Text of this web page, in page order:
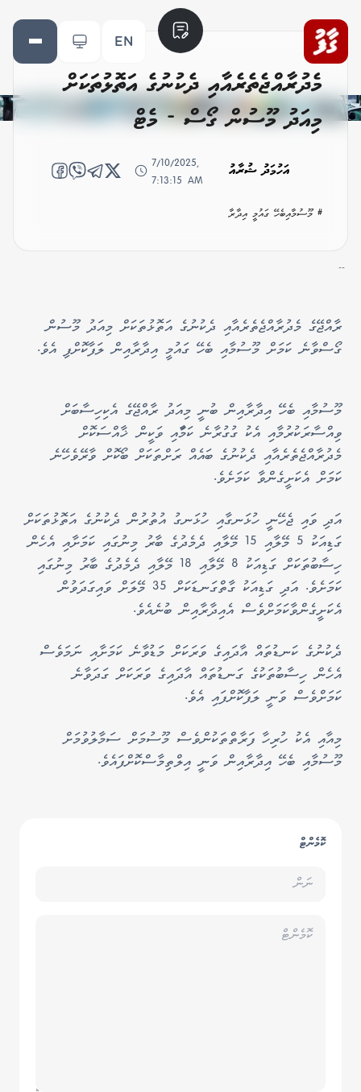
EN
މެދުރާއްޖެތެރެއާއި ދެކުނުގެ އަތޮޅުތަކަށް
މިއަދު މޫސުން ގޯސް - މެޓް
އަހުމަދު ޝުރާއު
7/10/2025,
7:13:15 AM
# މޫސުމާއިބެހޭ ގައުމީ އިދާރާ
--
ރާއްޖޭގެ މެދުރާއްޖެތެރެއާއި ދެކުނުގެ އަތޮޅުތަކަށް މިއަދު މޫސުން
ގޯސްވާނެ ކަމަށް މޫސުމާއި ބެހޭ ގައުމީ އިދާރާއިން ލަފާކޮށްފި އެވެ.
މޫސުމާއި ބެހޭ އިދާރާއިން ބުނީ މިއަދު ރާއްޖޭގެ އެކިހިސާބަށް
ވިއްސާރަކުރުމާއި އެކު ގުގުރާނެ ކަމަާއި ވަކީން ޚާއްސަކޮށް
މެދުރާއްޖެތެރެއާއި ދެކުނުގެ ބައެއް ރަށްތަކަށް ބޯކޮށް ވާރޭވެހޭނެ
ކަމަށް އެކަށީގެންވާ ކަމަށެވެ.
އަދި ވައި ޖެހޭނީ ހުޅަނގާއި ހުޅަނގު އުތުރުން ދެކުނުގެ އަތޮޅުތަކަށް
ގަޑިއަކު 5 މޭލާއި 15 މޭލާއި ދެމެދުގެ ބާރު މިނުގައި ކަމަށާއި އެހެން
ހިސާބުތަކަށް ގަޑިއަކު 8 މޭލާއި 18 މޭލާއި ދެމެދުގެ ބާރު މިނުގައި
ކަމަށެވެ. އަދި ގަޑިއަކު ގާތްގަނޑަކަށް 35 މޭލަށް ވައިގަދަވުން
އެކަށީގެންވާކަމަށްވެސް އެއިދާރާއިން ބުނެއެވެ.
ދެކުނުގެ ކަނޑުތައް އާދައިގެ ވަރަކަށް މަޑުވާނެ ކަމަށާއި ނަމަވެސް
އެހެން ހިސާބުތަކުގެ ގަނޑުތައް އާދައިގެ ވަރަކަށް ގަދަވާނެ
ކަމަށްވެސް ވަނީ ލަފާކޮށްފައި އެވެ.
މިއާއި އެކު ހުރިހާ ފަރާތްތަކުންވެސް މޫސުމަށް ސަމާލުވުމަށް
މޫސުމާއި ބެހޭ އިދާރާއިން ވަނީ އިލްތިމާސްކޮށްފައެވެ.
ކޮމެންޓް